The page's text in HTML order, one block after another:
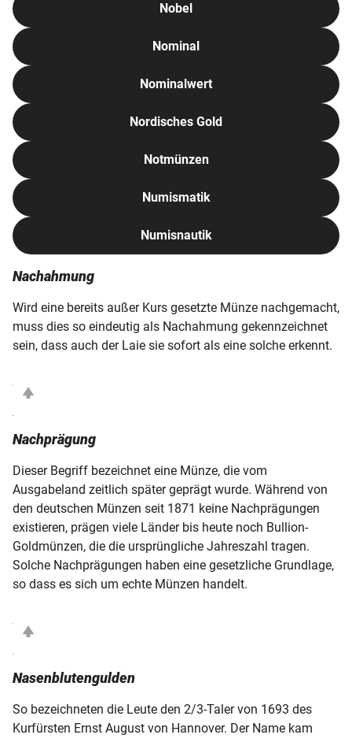
Nobel
Nominal
Nominalwert
Nordisches Gold
Notmünzen
Numismatik
Numisnautik
Nachahmung
Wird eine bereits außer Kurs gesetzte Münze nachgemacht,
muss dies so eindeutig als Nachahmung gekennzeichnet
sein, dass auch der Laie sie sofort als eine solche erkennt.
Nachprägung
Dieser Begriff bezeichnet eine Münze, die vom
Ausgabeland zeitlich später geprägt wurde. Während von
den deutschen Münzen seit 1871 keine Nachprägungen
existieren, prägen viele Länder bis heute noch Bullion-
Goldmünzen, die die ursprüngliche Jahreszahl tragen.
Solche Nachprägungen haben eine gesetzliche Grundlage,
so dass es sich um echte Münzen handelt.
Nasenblutengulden
So bezeichneten die Leute den 2/3-Taler von 1693 des
Kurfürsten Ernst August von Hannover. Der Name kam